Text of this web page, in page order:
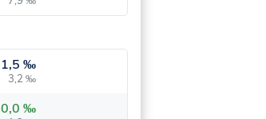
1,5 ‰
3,2 ‰
0,0 ‰